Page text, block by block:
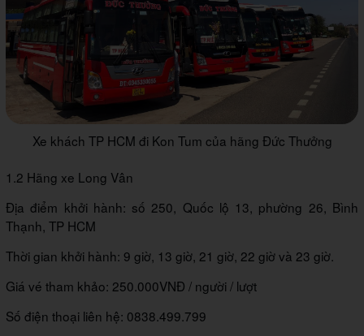
Xe khách TP HCM đi Kon Tum của hãng Đức Thưởng
1.2 Hãng xe Long Vân
Địa điểm khởi hành: số 250, Quốc lộ 13, phường 26, Bình
Thạnh, TP HCM
Thời gian khởi hành: 9 giờ, 13 giờ, 21 giờ, 22 giờ và 23 giờ.
Giá vé tham khảo: 250.000VNĐ / người / lượt
Số điện thoại liên hệ: 0838.499.799